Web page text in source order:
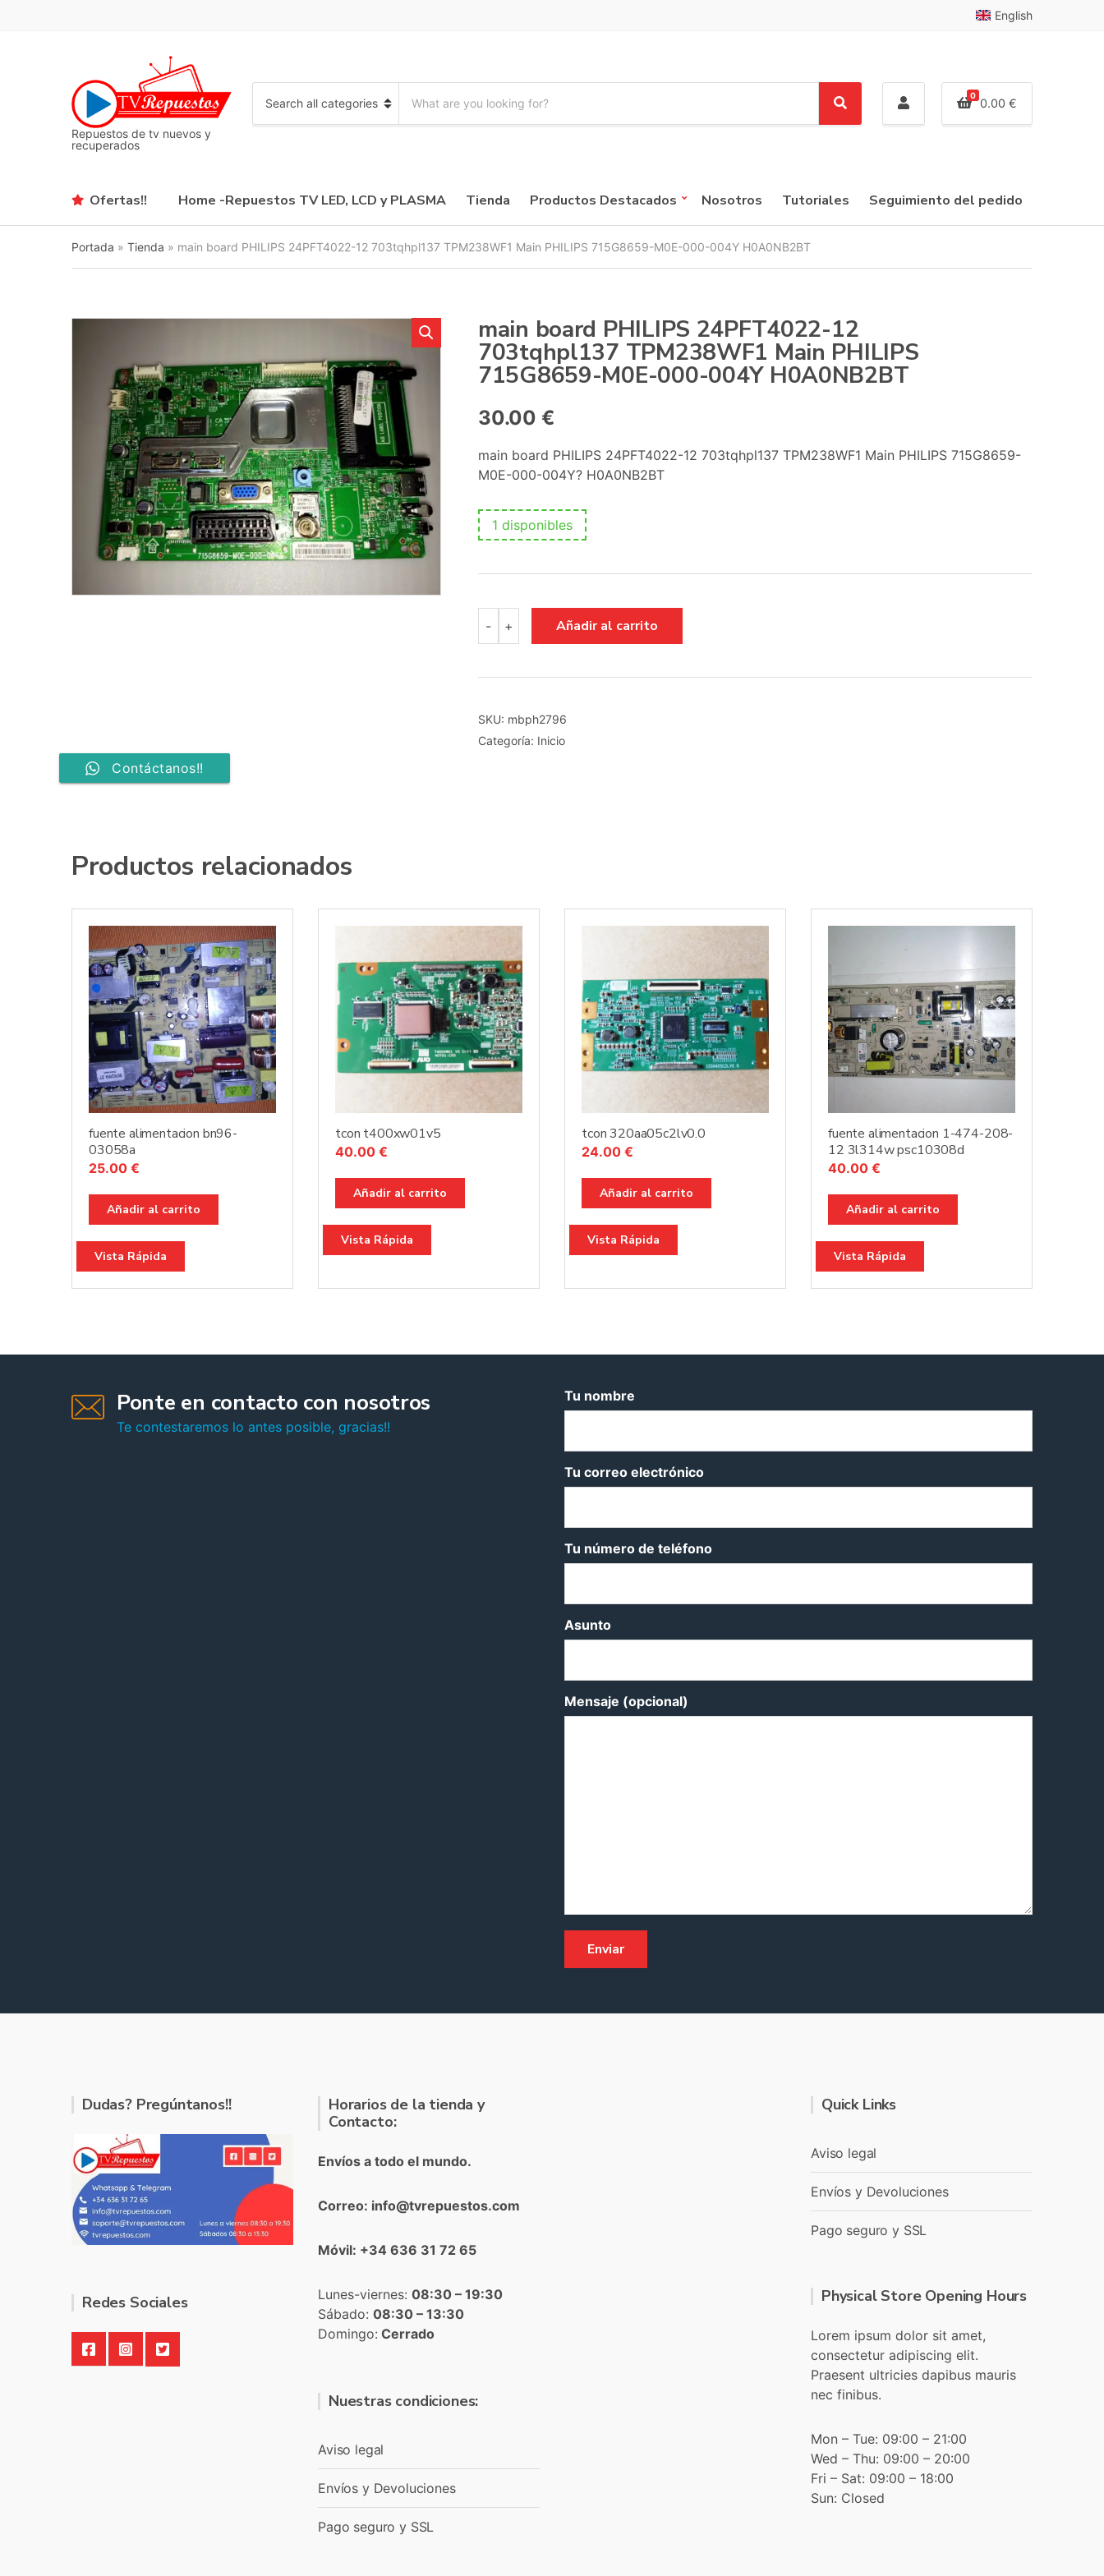
English
Repuestos de tv nuevos y
recuperados
a
r
y
n
a
r
u
c
:
S
e
h
0
0.00 €
Ofertas!! Home -Repuestos TV LED, LCD y PLASMA Tienda Productos Destacados Nosotros Tutoriales Seguimiento del pedido
Portada » Tienda » main board PHILIPS 24PFT4022-12 703tqhpl137 TPM238WF1 Main PHILIPS 715G8659-M0E-000-004Y H0A0NB2BT
main board PHILIPS 24PFT4022-12
703tqhpl137 TPM238WF1 Main PHILIPS
715G8659-M0E-000-004Y H0A0NB2BT
30.00 €
main board PHILIPS 24PFT4022-12 703tqhpl137 TPM238WF1 Main PHILIPS 715G8659-
M0E-000-004Y? H0A0NB2BT
1 disponibles
-
board
PHILIPS
12
TPM238WF1
Main
PHILIPS
+ Añadir al carrito
SKU: mbph2796
Categoría: Inicio
Contáctanos!!
Productos relacionados
fuente alimentacion bn96-
03058a
25.00 €
Añadir al carrito
Vista Rápida
tcon t400xw01v5
40.00 €
Añadir al carrito
Vista Rápida
tcon 320aa05c2lv0.0
24.00 €
Añadir al carrito
Vista Rápida
fuente alimentacion 1-474-208-
12 3l314w psc10308d
40.00 €
Añadir al carrito
Vista Rápida
Ponte en contacto con nosotros
Te contestaremos lo antes posible, gracias!!
Tu nombre
Tu correo electrónico
Tu número de teléfono
Asunto
Mensaje (opcional)
Dudas? Pregúntanos!!
Redes Sociales
Horarios de la tienda y
Contacto:
Envíos a todo el mundo.
Correo: info@tvrepuestos.com
Móvil: +34 636 31 72 65
Lunes-viernes: 08:30 – 19:30
Sábado: 08:30 – 13:30
Domingo: Cerrado
Nuestras condiciones:
Aviso legal
Envíos y Devoluciones
Pago seguro y SSL
Quick Links
Aviso legal
Envíos y Devoluciones
Pago seguro y SSL
Physical Store Opening Hours
Lorem ipsum dolor sit amet,
consectetur adipiscing elit.
Praesent ultricies dapibus mauris
nec finibus.
Mon – Tue: 09:00 – 21:00
Wed – Thu: 09:00 – 20:00
Fri – Sat: 09:00 – 18:00
Sun: Closed